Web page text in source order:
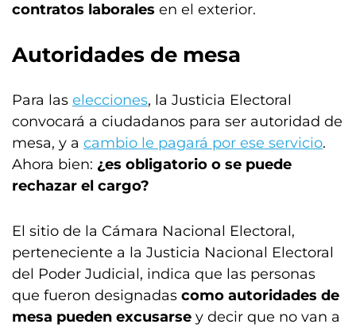
contratos laborales en el exterior.
Autoridades de mesa
Para las elecciones, la Justicia Electoral
convocará a ciudadanos para ser autoridad de
mesa, y a cambio le pagará por ese servicio.
Ahora bien: ¿es obligatorio o se puede
rechazar el cargo?
El sitio de la Cámara Nacional Electoral,
perteneciente a la Justicia Nacional Electoral
del Poder Judicial, indica que las personas
que fueron designadas como autoridades de
mesa pueden excusarse y decir que no van a